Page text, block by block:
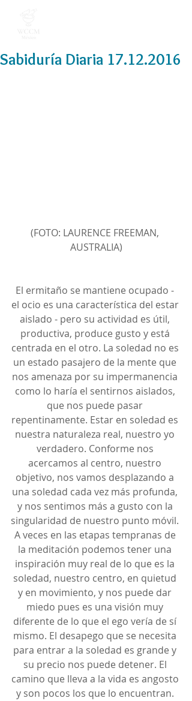
Sabiduría Diaria 17.12.2016
(FOTO: LAURENCE FREEMAN,
AUSTRALIA)
El ermitaño se mantiene ocupado -
el ocio es una característica del estar
aislado - pero su actividad es útil,
productiva, produce gusto y está
centrada en el otro. La soledad no es
un estado pasajero de la mente que
nos amenaza por su impermanencia
como lo haría el sentirnos aislados,
que nos puede pasar
repentinamente. Estar en soledad es
nuestra naturaleza real, nuestro yo
verdadero. Conforme nos
acercamos al centro, nuestro
objetivo, nos vamos desplazando a
una soledad cada vez más profunda,
y nos sentimos más a gusto con la
singularidad de nuestro punto móvil.
A veces en las etapas tempranas de
la meditación podemos tener una
inspiración muy real de lo que es la
soledad, nuestro centro, en quietud
y en movimiento, y nos puede dar
miedo pues es una visión muy
diferente de lo que el ego vería de sí
mismo. El desapego que se necesita
para entrar a la soledad es grande y
su precio nos puede detener. El
camino que lleva a la vida es angosto
y son pocos los que lo encuentran.